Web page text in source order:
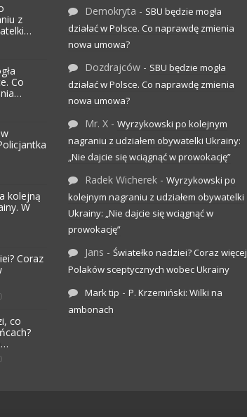
z
Co
kolejną
W
Coraz
co
Demokryta - SBU będzie mogła
działać w Polsce. Co naprawdę zmienia
nowa umowa?
Dozdrajców - SBU będzie mogła
działać w Polsce. Co naprawdę zmienia
nowa umowa?
Mr. X - Wyrzykowski po kolejnym
nagraniu z udziałem obywatelki Ukrainy:
„Nie dajcie się wciągnąć w prowokację”
Radek Wicherek - Wyrzykowski po
kolejnym nagraniu z udziałem obywatelki
Ukrainy: „Nie dajcie się wciągnąć w
prowokację”
Jans - Światełko nadziei? Coraz więcej
Polaków sceptycznych wobec Ukrainy
Mark tip - P. Krzemiński: Wilki na
ambonach